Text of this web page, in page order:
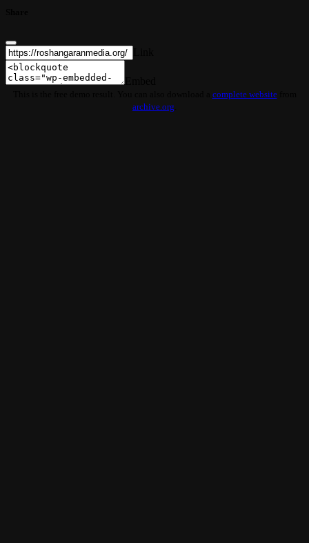
complete websitefrom
archive.org